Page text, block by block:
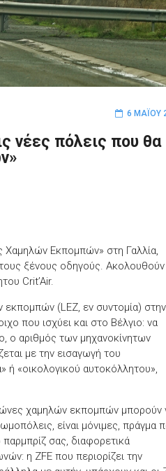
6 ΜΑΪ́ΟΥ
νέες πόλεις που θα
Χαμηλών Εκπομπών» στη Γαλλία,
ξένους οδηγούς. Ακολουθούν
Crit’Air.
εκπομπών (LEZ, εν συντομία) στην
που ισχύει και στο Βέλγιο: να
ο αριθμός των μηχανοκίνητων
με την εισαγωγή του
ή «οικολογικού αυτοκόλλητου»,
χαμηλών εκπομπών μπορούν
είναι μόνιμες, πράγμα
σας, διαφορετικά
η ZFE που περιορίζει την